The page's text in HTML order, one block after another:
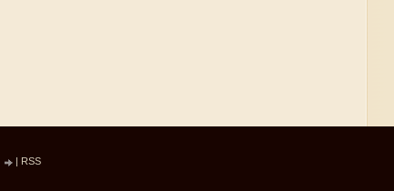
| RSS